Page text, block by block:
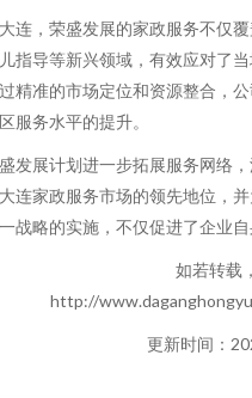
连，荣盛发展的家政服务不仅
指导等新兴领域，有效应对了
精准的市场定位和资源整合，
服务水平的提升。
发展计划进一步拓展服务网络
连家政服务市场的领先地位，
战略的实施，不仅促进了企业
如若转载
http://
更新时间：